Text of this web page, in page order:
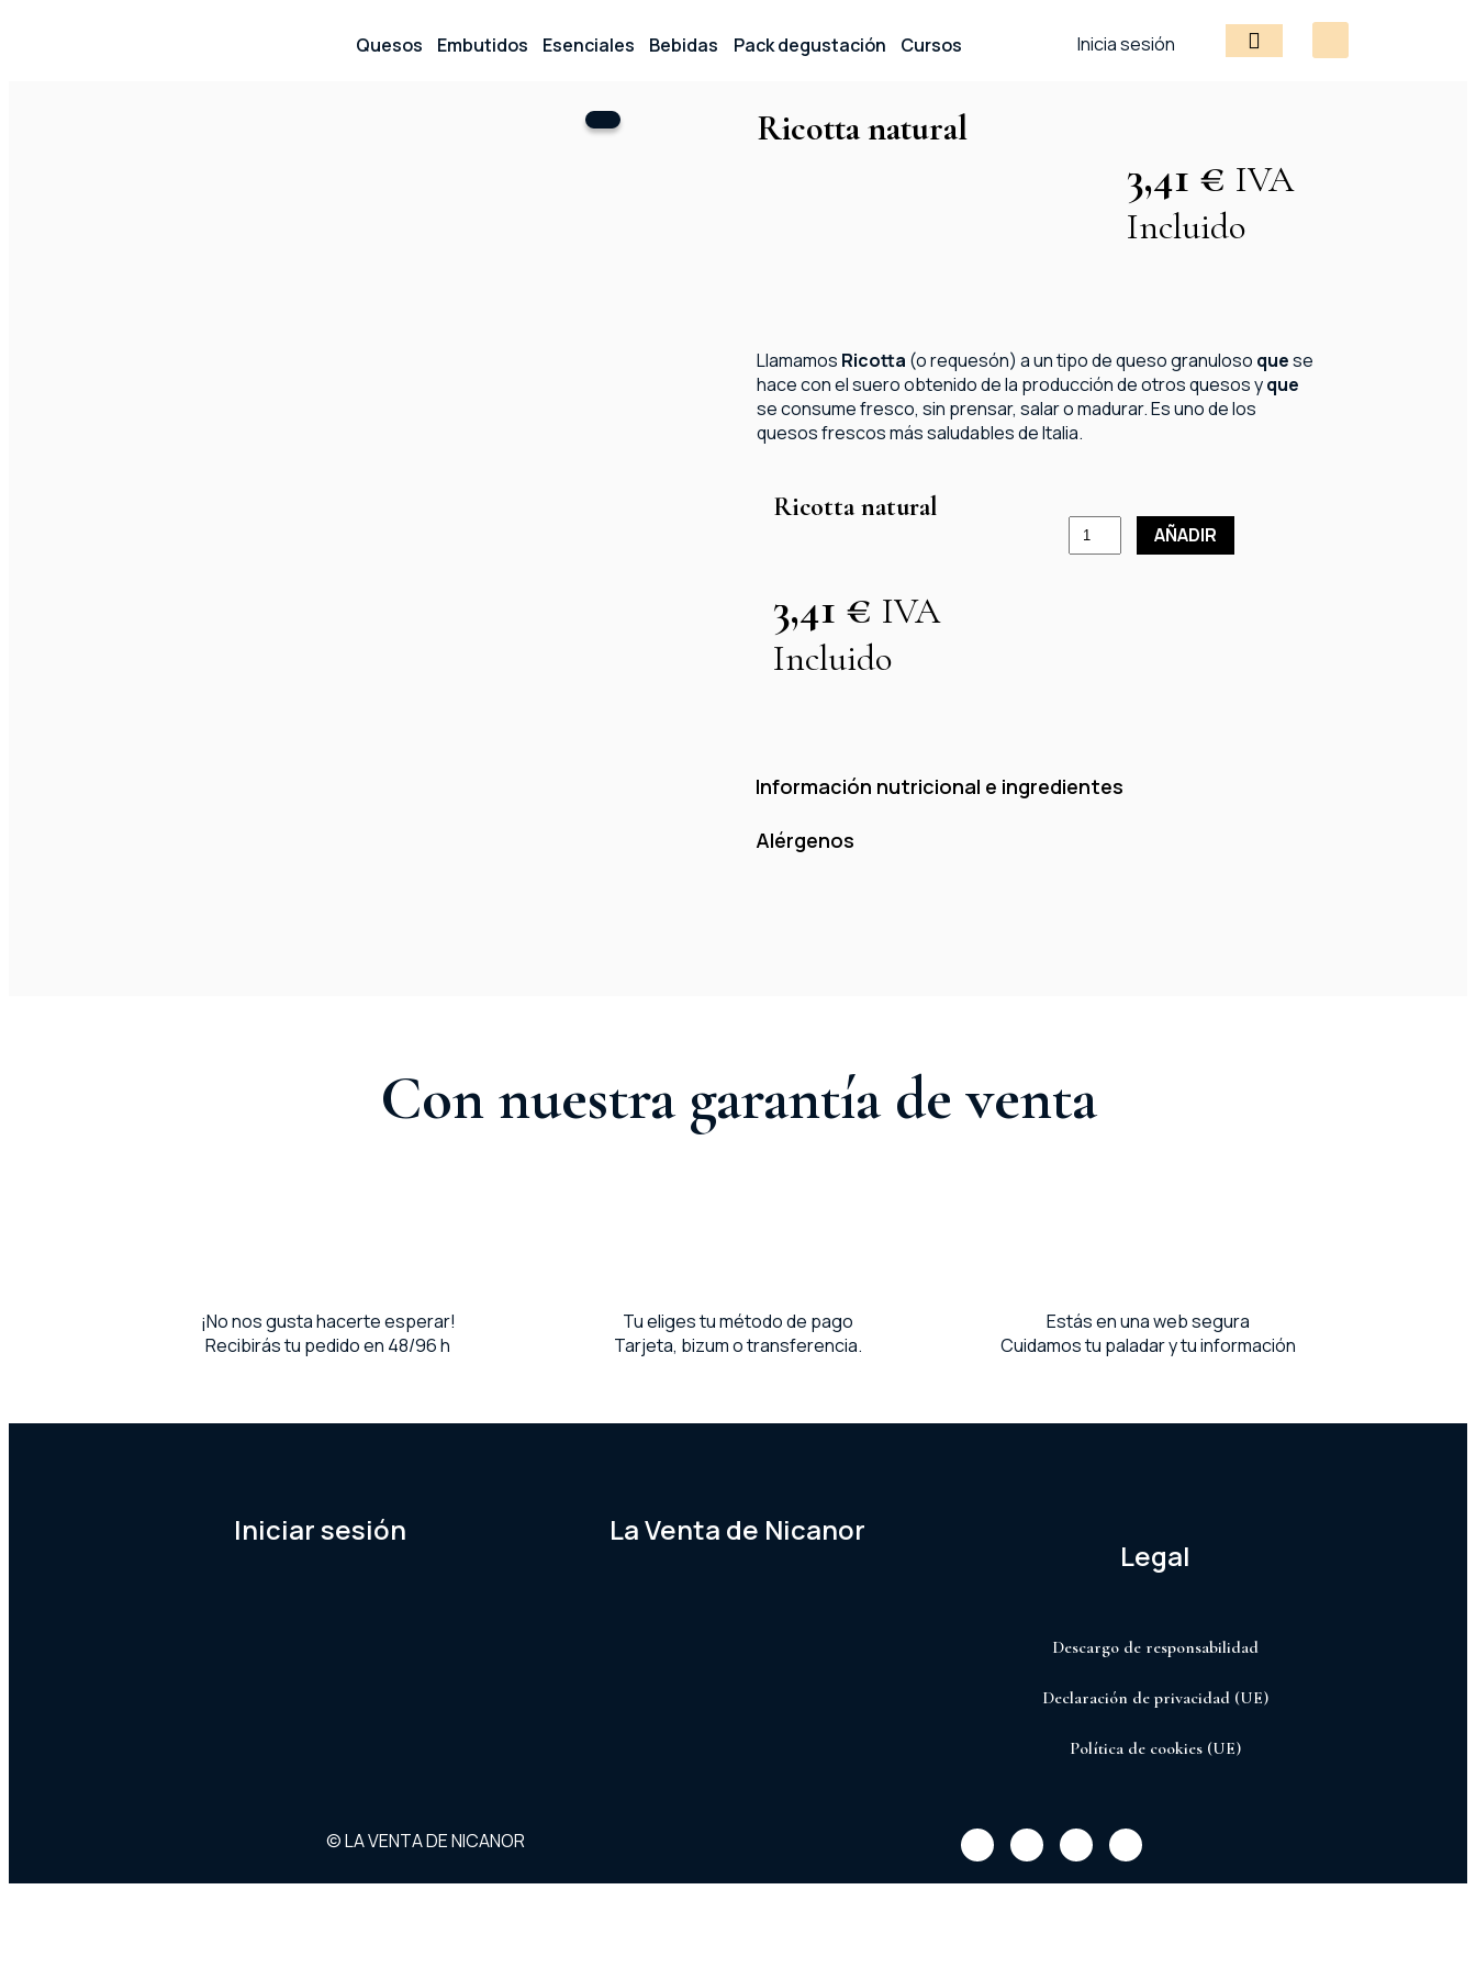
Quesos Embutidos Esenciales Bebidas Pack degustación Cursos Inicia sesión
Ricotta natural
3,41 € IVA
Incluido
Llamamos Ricotta (o requesón) a un tipo de queso granuloso quese
hace con el suero obtenido de la producción de otros quesos yque
se consume fresco, sin prensar, salar o madurar. Es uno de los
quesos frescos más saludables de Italia.
Ricotta natural
3,41 € IVA
Incluido
AÑADIR
Información nutricional e ingredientes
Alérgenos
Con nuestra garantía de venta
¡No nos gusta hacerte esperar!
Recibirás tu pedido en 48/96 h
Tu eliges tu método de pago
Tarjeta, bizum o transferencia.
Estás en una web segura
Cuidamos tu paladar y tu información
Iniciar sesión La Venta de Nicanor
Legal
Descargo de responsabilidad
Declaración de privacidad (UE)
Política de cookies (UE)
© LA VENTA DE NICANOR